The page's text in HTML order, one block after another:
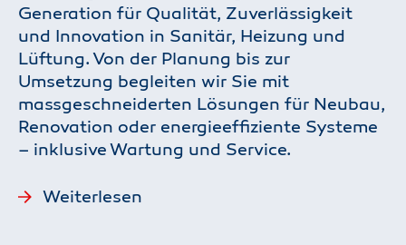
Generation für Qualität, Zuverlässigkeit
und Innovation in Sanitär, Heizung und
Lüftung. Von der Planung bis zur
Umsetzung begleiten wir Sie mit
massgeschneiderten Lösungen für Neubau,
Renovation oder energieeffiziente Systeme
– inklusive Wartung und Service.
Weiterlesen